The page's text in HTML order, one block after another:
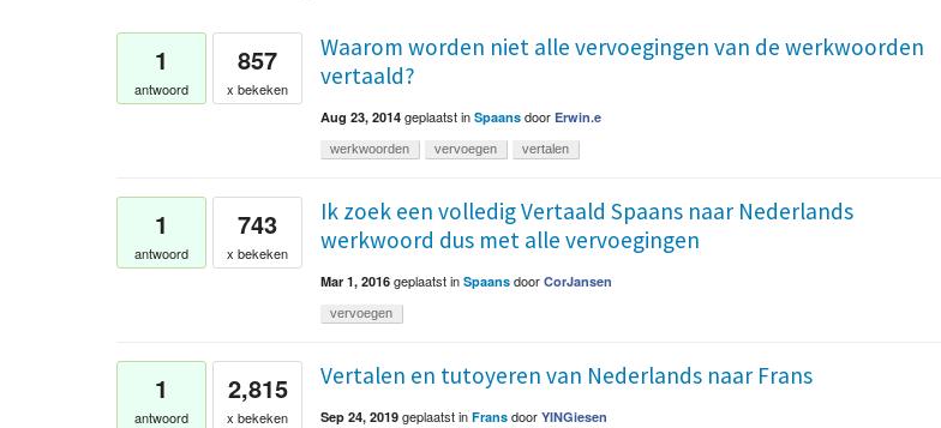
1
antwoord
857
x bekeken
Waarom worden niet alle vervoegingen van de werkwoorden
vertaald?
Aug 23, 2014 geplaatstin Spaans door Erwin.e
werkwoorden vervoegen vertalen
1
antwoord
743
x bekeken
Ik zoek een volledig Vertaald Spaans naar Nederlands
werkwoord dus met alle vervoegingen
Mar 1, 2016 geplaatstin Spaans door CorJansen
vervoegen
1
antwoord
2,815
x bekeken
Vertalen en tutoyeren van Nederlands naar Frans
Sep 24, 2019 geplaatstin Frans door YINGiesen